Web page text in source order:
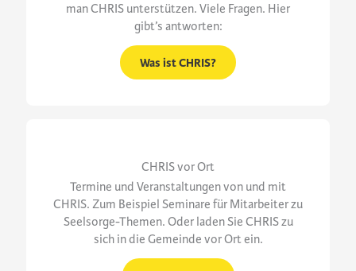
man CHRIS unterstützen. Viele Fragen. Hier
gibt’s antworten:
Was ist CHRIS?
CHRIS vor Ort
Termine und Veranstaltungen von und mit
CHRIS. Zum Beispiel Seminare für Mitarbeiter zu
Seelsorge-Themen. Oder laden Sie CHRIS zu
sich in die Gemeinde vor Ort ein.